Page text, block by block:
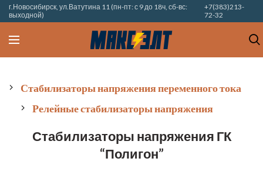
г.Новосибирск, ул.Ватутина 11 (пн-пт: с 9 до 18ч, сб-вс:
выходной)
+7(383)213-
72-32
Стабилизаторы напряжения переменного тока
Релейные стабилизаторы напряжения
Стабилизаторы напряжения ГК
“Полигон”